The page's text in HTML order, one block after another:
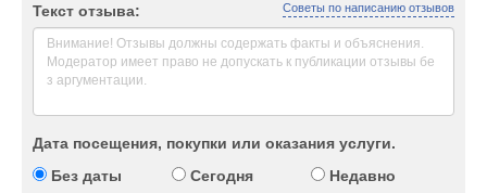
Текст отзыва: Советы по написанию отзывов
Дата посещения, покупки или оказания услуги.
Без даты
Сегодня
Недавно